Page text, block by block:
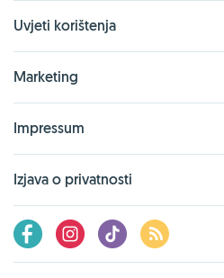
Uvjeti korištenja
Marketing
Impressum
Izjava o privatnosti